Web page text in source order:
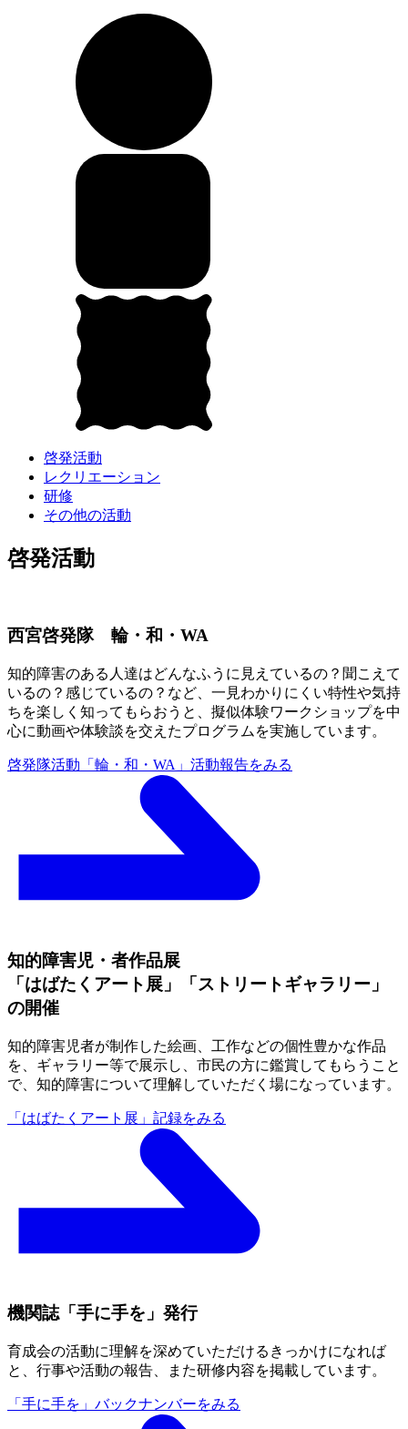
啓発活動
レクリエーション
研修
その他の活動
啓発活動
西宮啓発隊 輪・和・WA
知的障害のある人達はどんなふうに見えているの？聞こえて
いるの？感じているの？など、一見わかりにくい特性や気持
ちを楽しく知ってもらおうと、擬似体験ワークショップを中
心に動画や体験談を交えたプログラムを実施しています。
啓発隊活動「輪・和・WA」 活動報告をみる
知的障害児・者作品展
「はばたくアート展」「ストリートギャラリー」
の開催
知的障害児者が制作した絵画、工作などの個性豊かな作品
を、ギャラリー等で展示し、市民の方に鑑賞してもらうこと
で、知的障害について理解していただく場になっています。
「はばたくアート展」 記録をみる
機関誌「手に手を」発行
育成会の活動に理解を深めていただけるきっかけになれば
と、行事や活動の報告、また研修内容を掲載しています。
「手に手を」 バックナンバーをみる